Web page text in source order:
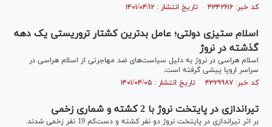
کد خبر: ۴۳۴۲۶۱۶ تاریخ انتشار : ۱۴۰۱/۰۴/۱۲
اسلام ستیزی دولتی؛ عامل بدترین کشتار تروریستی یک دهه
گذشته در نروژ
اسلام هراسی در نروژ به دلیل سیاست‌های ضد مهاجرتی از اسلام هراسی در
سراسر اروپا پیشی گرفته است.
کد خبر: ۴۳۲۹۹۸۷ تاریخ انتشار : ۱۴۰۱/۰۴/۰۵
تیراندازی در پایتخت نروژ با 2 کشته و شماری زخمی
بر اثر تیراندازی در پایتخت نروژ دو نفر کشته و دست‌کم 19 نفر زخمی شدند.